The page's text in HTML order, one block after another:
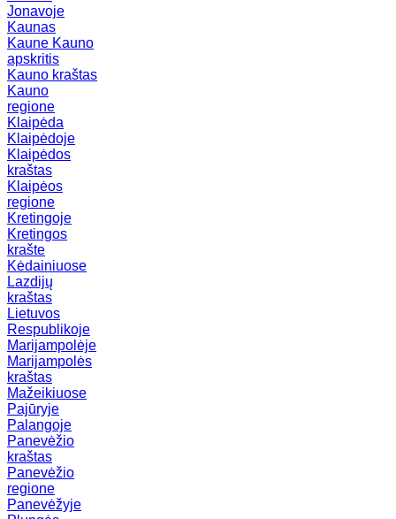
Jonavoje
Kaunas
Kaune Kauno
apskritis
Kauno kraštas
Kauno
regione
Klaipėda
Klaipėdoje
Klaipėdos
kraštas
Klaipėos
regione
Kretingoje
Kretingos
krašte
Kėdainiuose
Lazdijų
kraštas
Lietuvos
Respublikoje
Marijampolėje
Marijampolės
kraštas
Mažeikiuose
Pajūryje
Palangoje
Panevėžio
kraštas
Panevėžio
regione
Panevėžyje